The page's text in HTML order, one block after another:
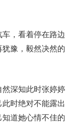
，看着停在路边
豫，毅然决然的
深知此时张婷婷
时绝对不能露出
道她心情不佳的